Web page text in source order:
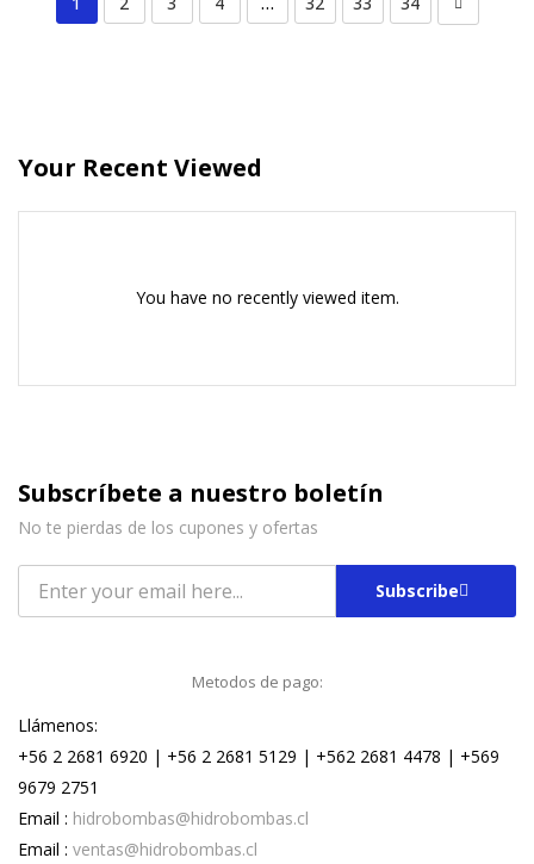
Your Recent Viewed
You have no recently viewed item.
Subscríbete a nuestro boletín
No te pierdas de los cupones y ofertas
Subscribe
Metodos de pago:
Llámenos:
+56 2 2681 6920 | +56 2 2681 5129 | +562 2681 4478 | +569
9679 2751
Email : hidrobombas@hidrobombas.cl
Email : ventas@hidrobombas.cl